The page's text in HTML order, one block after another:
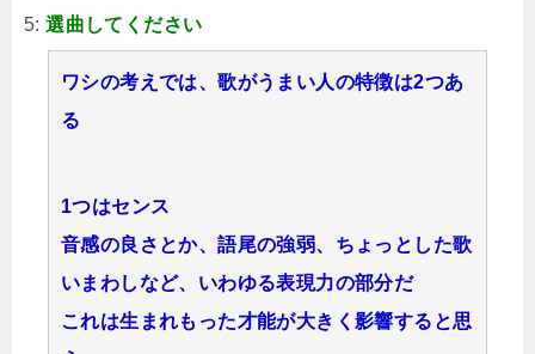
5:選曲してください
ワシの考えでは、歌がうまい人の特徴は2つあ
る
1つはセンス
音感の良さとか、語尾の強弱、ちょっとした歌
いまわしなど、いわゆる表現力の部分だ
これは生まれもった才能が大きく影響すると思